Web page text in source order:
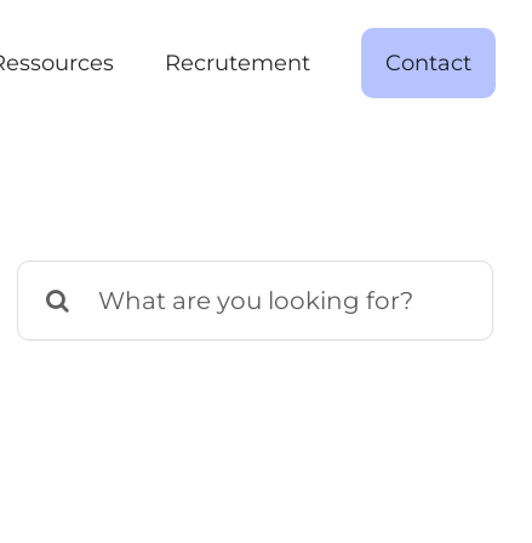
Recrutement Contact
Rechercher: